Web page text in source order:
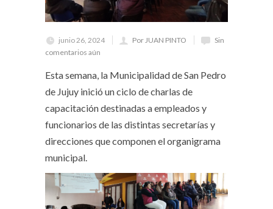
junio 26, 2024 Por JUAN PINTO
Sin
comentarios aún
Esta semana, la Municipalidad de San Pedro
de Jujuy inició un ciclo de charlas de
capacitación destinadas a empleados y
funcionarios de las distintas secretarías y
direcciones que componen el organigrama
municipal.